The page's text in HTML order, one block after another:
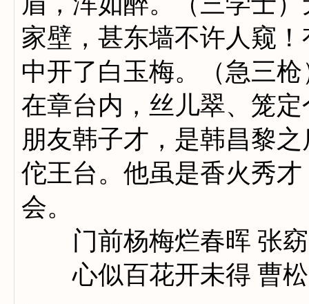
家壁，甚东墙不许人窥
中开了白玉梅。（急三
在章台内，丝儿翠、笼
朋友韩子才，是韩昌黎
佗王台。他虽是香火秀
会。
门前杨梅烂春晖 张窈
心似百花开未得 曹松